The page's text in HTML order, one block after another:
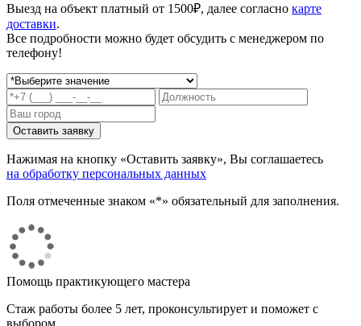
Выезд на объект платный от 1500₽, далее согласно карте
доставки.
Все подробности можно будет обсудить с менеджером по
телефону!
Нажимая на кнопку «Оставить заявку», Вы соглашаетесь
на обработку персональных данных
Поля отмеченные знаком «*» обязательный для заполнения.
Помощь практикующего мастера
Стаж работы более 5 лет, проконсультирует и поможет с
выбором